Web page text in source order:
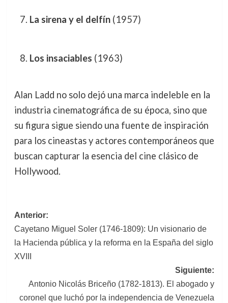
La sirena y el delfín(1957)
Los insaciables (1963)
Alan Ladd no solo dejó una marca indeleble en la
industria cinematográfica de su época, sino que
su figura sigue siendo una fuente de inspiración
para los cineastas y actores contemporáneos que
buscan capturar la esencia del cine clásico de
Hollywood.
Navegación
de
entradas
Anterior:
Cayetano Miguel Soler (1746-1809): Un visionario de
la Hacienda pública y la reforma en la España del siglo
XVIII
Siguiente:
Antonio Nicolás Briceño (1782-1813). El abogado y
coronel que luchó por la independencia de Venezuela